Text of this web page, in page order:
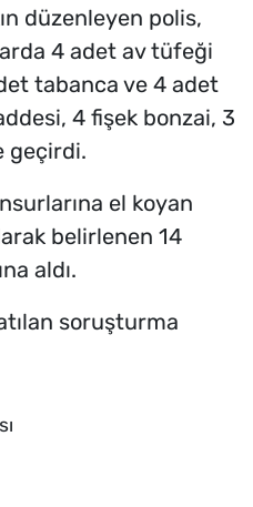
düzenleyen polis,
4 adet av tüfeği
tabanca ve 4 adet
4 fişek bonzai, 3
geçirdi.
el koyan
belirlenen 14
aldı.
soruşturma